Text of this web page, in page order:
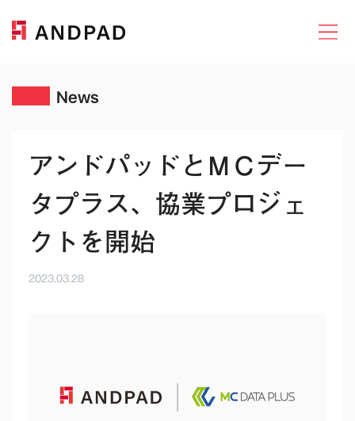
News
アンドパッドとＭＣデー
タプラス、協業プロジェ
クトを開始
2023.03.28